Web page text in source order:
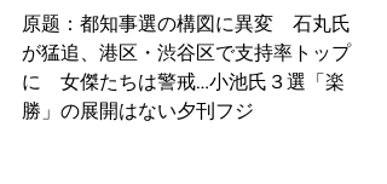
原题：都知事選の構図に異変　石丸氏
が猛追、港区・渋谷区で支持率トップ
に　女傑たちは警戒…小池氏３選「楽
勝」の展開はない夕刊フジ